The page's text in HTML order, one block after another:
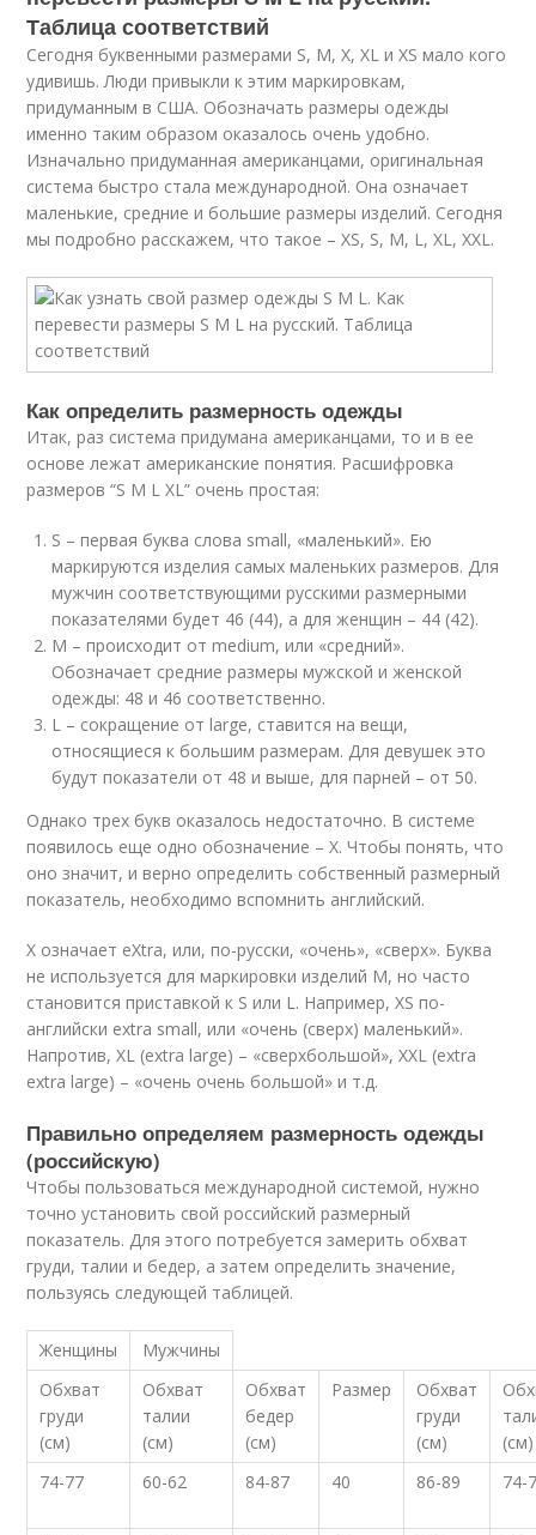
Таблица соответствий
Сегодня буквенными размерами S, M, X, XL и XS мало кого
удивишь. Люди привыкли к этим маркировкам,
придуманным в США. Обозначать размеры одежды
именно таким образом оказалось очень удобно.
Изначально придуманная американцами, оригинальная
система быстро стала международной. Она означает
маленькие, средние и большие размеры изделий. Сегодня
мы подробно расскажем, что такое – XS, S, M, L, XL, XXL.
Как определить размерность одежды
Итак, раз система придумана американцами, то и в ее
основе лежат американские понятия. Расшифровка
размеров “S M L XL” очень простая:
S – первая буква слова small, «маленький». Ею
маркируются изделия самых маленьких размеров. Для
мужчин соответствующими русскими размерными
показателями будет 46 (44), а для женщин – 44 (42).
M – происходит от medium, или «средний».
Обозначает средние размеры мужской и женской
одежды: 48 и 46 соответственно.
L – сокращение от large, ставится на вещи,
относящиеся к большим размерам. Для девушек это
будут показатели от 48 и выше, для парней – от 50.
Однако трех букв оказалось недостаточно. В системе
появилось еще одно обозначение – X. Чтобы понять, что
оно значит, и верно определить собственный размерный
показатель, необходимо вспомнить английский.
X означает eXtra, или, по-русски, «очень», «сверх». Буква
не используется для маркировки изделий M, но часто
становится приставкой к S или L. Например, XS по-
английски extra small, или «очень (сверх) маленький».
Напротив, XL (extra large) – «сверхбольшой», XXL (extra
extra large) – «очень очень большой» и т.д.
Правильно определяем размерность одежды
(российскую)
Чтобы пользоваться международной системой, нужно
точно установить свой российский размерный
показатель. Для этого потребуется замерить обхват
груди, талии и бедер, а затем определить значение,
пользуясь следующей таблицей.
Женщины
Мужчины
Обхват
груди
(см)
Обхват
талии
(см)
Обхват
бедер
(см)
Размер
Обхват
груди
(см)
(см)
74-77
60-62 84-87 40 86-89 74-